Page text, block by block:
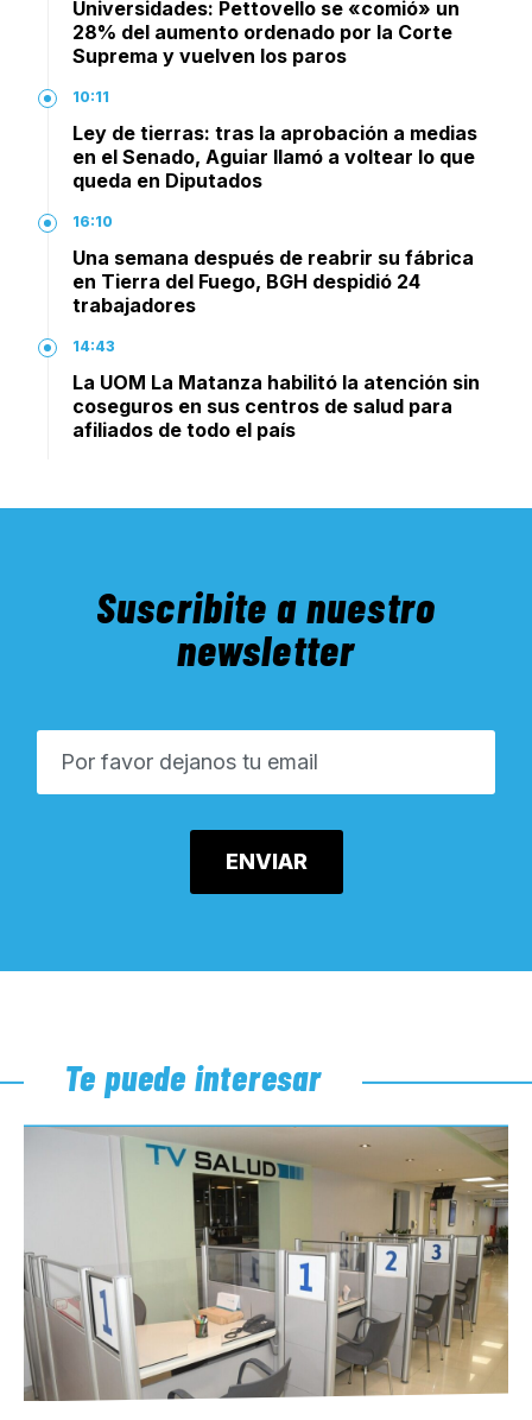
Universidades: Pettovello se «comió» un
28% del aumento ordenado por la Corte
Suprema y vuelven los paros
10:11
Ley de tierras: tras la aprobación a medias
en el Senado, Aguiar llamó a voltear lo que
queda en Diputados
16:10
Una semana después de reabrir su fábrica
en Tierra del Fuego, BGH despidió 24
trabajadores
14:43
La UOM La Matanza habilitó la atención sin
coseguros en sus centros de salud para
afiliados de todo el país
Suscribite a nuestro
newsletter
Te puede interesar